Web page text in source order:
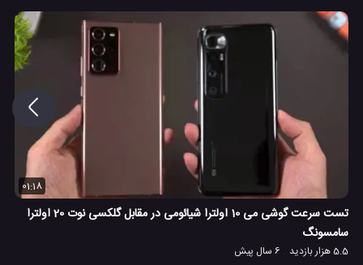
01:18
تست سرعت گوشی می 10 اولترا شیائومی در مقابل گلکسی نوت 20 اولترا
سامسونگ
5.5 هزار بازدید 6 سال پیش